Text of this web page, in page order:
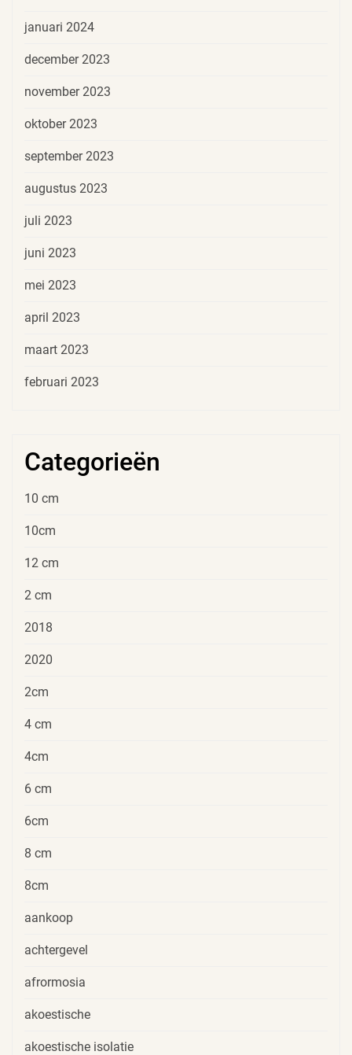
januari 2024
december 2023
november 2023
oktober 2023
september 2023
augustus 2023
juli 2023
juni 2023
mei 2023
april 2023
maart 2023
februari 2023
Categorieën
10 cm
10cm
12 cm
2 cm
2018
2020
2cm
4 cm
4cm
6 cm
6cm
8 cm
8cm
aankoop
achtergevel
afrormosia
akoestische
akoestische isolatie